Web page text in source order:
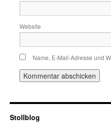
Website
Name, E-Mail-Adresse und
Stollblog